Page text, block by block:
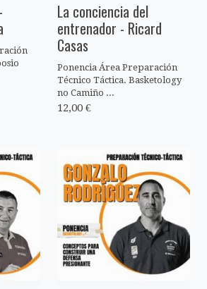
La conciencia del
entrenador - Ricard
Casas
Ponencia Área Preparación
Técnico Táctica. Basketology
no Camiño ...
12,00 €